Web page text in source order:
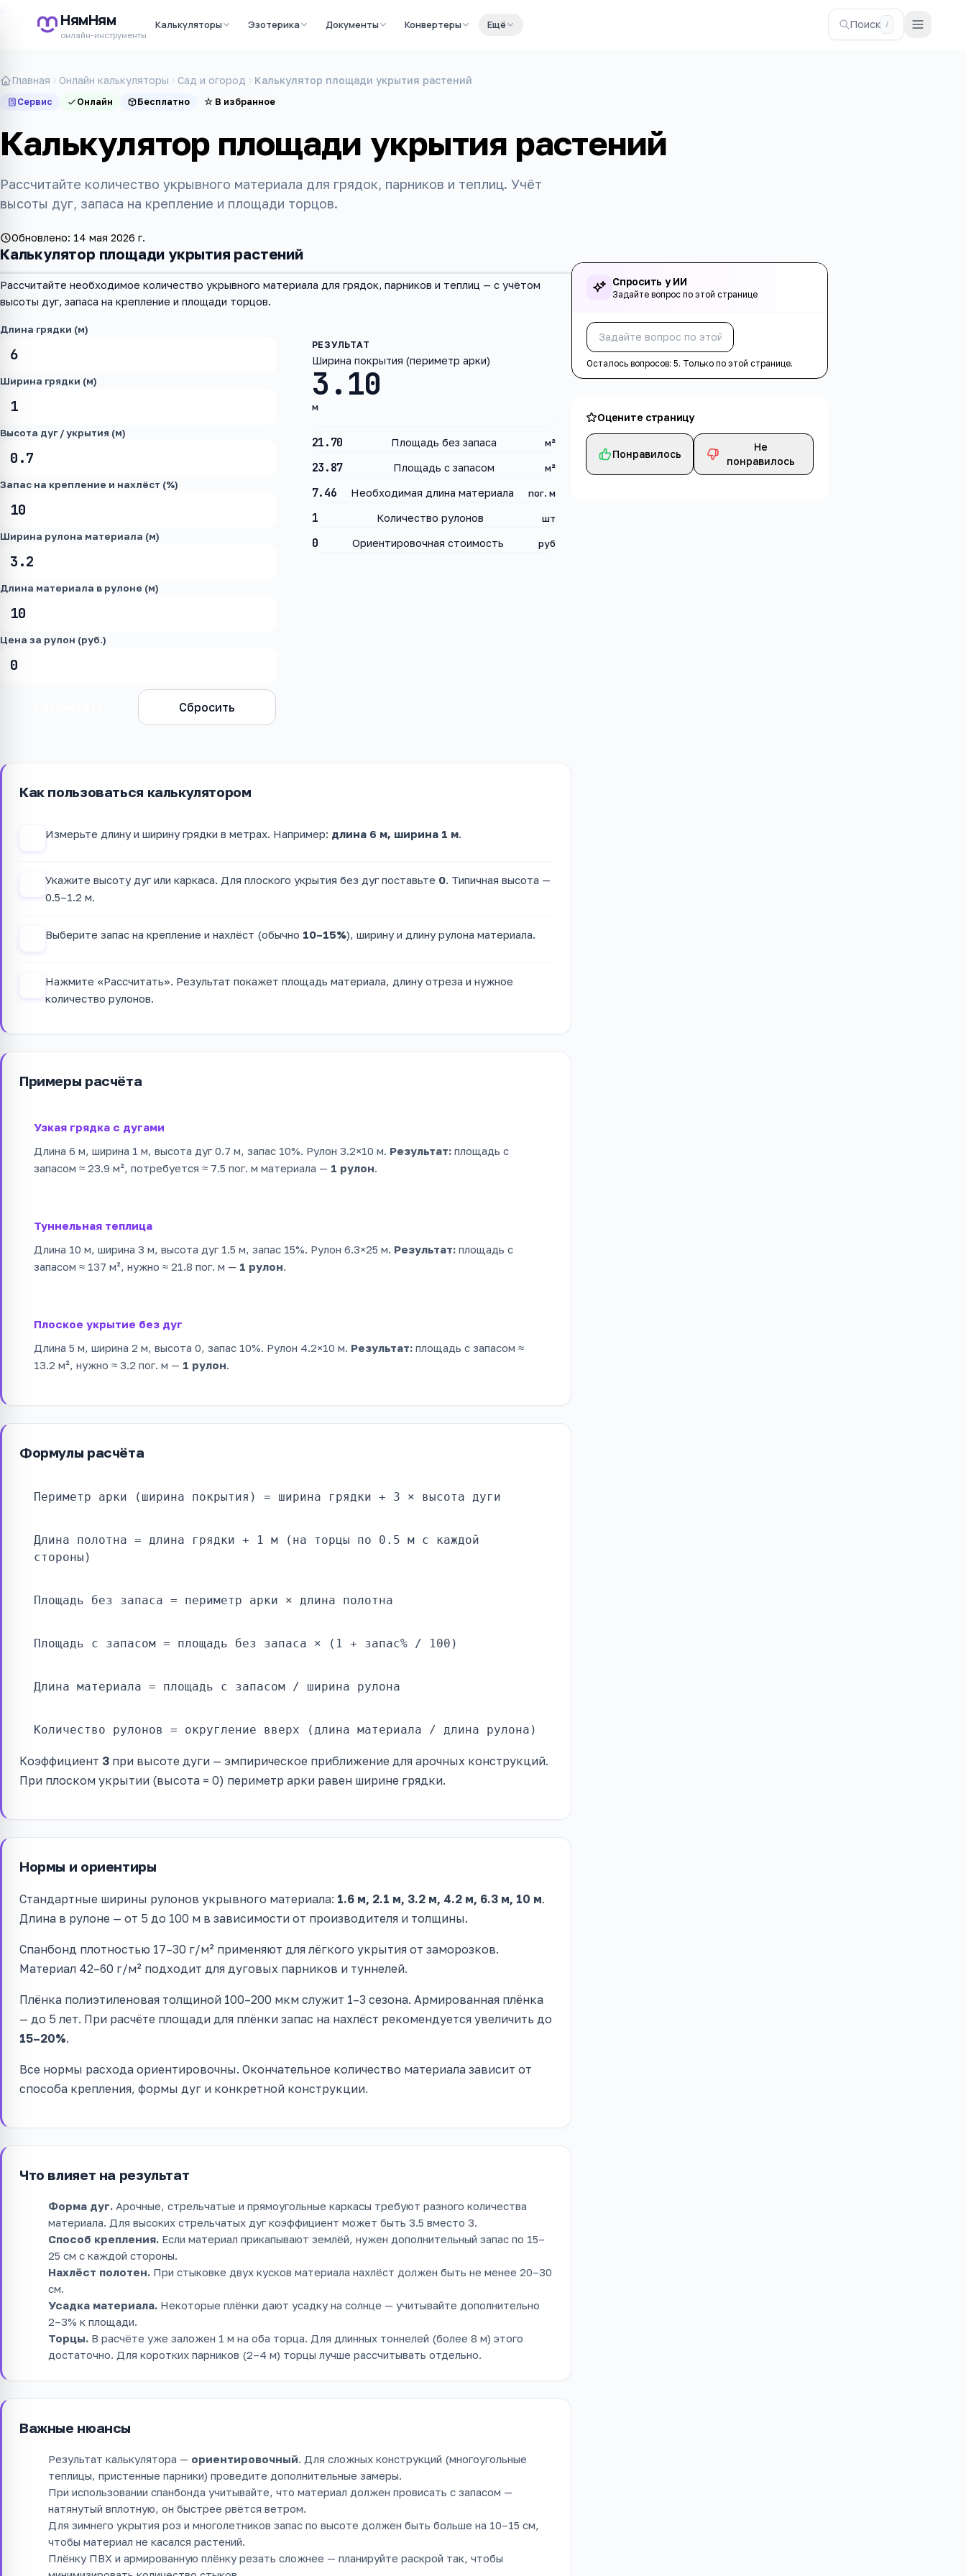
НямНям
онлайн-инструменты
Калькуляторы Эзотерика Документы Конвертеры Ещё Поиск /
Главная Онлайн калькуляторы Сад и огород Калькулятор площади укрытия растений
Сервис Онлайн Бесплатно ☆ В избранное
Калькулятор площади укрытия растений
Рассчитайте количество укрывного материала для грядок, парников и теплиц. Учёт
высоты дуг, запаса на крепление и площади торцов.
Обновлено: 14 мая 2026 г.
Калькулятор площади укрытия растений
Рассчитайте необходимое количество укрывного материала для грядок, парников и теплиц — с учётом
высоты дуг, запаса на крепление и площади торцов.
Длина грядки (м)
Ширина грядки (м)
Высота дуг / укрытия (м)
Запас на крепление и нахлёст (%)
Ширина рулона материала (м)
Длина материала в рулоне (м)
Цена за рулон (руб.)
Сбросить
3.10
Ширина покрытия (периметр арки)
м
21.70 Площадь без запаса м²
23.87 Площадь с запасом м²
7.46 Необходимая длина материала пог. м
1 Количество рулонов шт
0 Ориентировочная стоимость руб
Как пользоваться калькулятором
Измерьте длину и ширину грядки в метрах. Например: длина 6 м, ширина 1 м.
Укажите высоту дуг или каркаса. Для плоского укрытия без дуг поставьте 0. Типичная высота —
0.5–1.2 м.
Выберите запас на крепление и нахлёст (обычно 10–15%), ширину и длину рулона материала.
Нажмите «Рассчитать». Результат покажет площадь материала, длину отреза и нужное
количество рулонов.
Примеры расчёта
Узкая грядка с дугами
Длина 6 м, ширина 1 м, высота дуг 0.7 м, запас 10%. Рулон 3.2×10 м. Результат: площадь с
запасом ≈ 23.9 м², потребуется ≈ 7.5 пог. м материала — 1 рулон.
Туннельная теплица
Длина 10 м, ширина 3 м, высота дуг 1.5 м, запас 15%. Рулон 6.3×25 м. Результат: площадь с
запасом ≈ 137 м², нужно ≈ 21.8 пог. м — 1 рулон.
Плоское укрытие без дуг
Длина 5 м, ширина 2 м, высота 0, запас 10%. Рулон 4.2×10 м. Результат: площадь с запасом ≈
13.2 м², нужно ≈ 3.2 пог. м — 1 рулон.
Формулы расчёта
Периметр арки (ширина покрытия) = ширина грядки + 3 × высота дуги
Длина полотна = длина грядки + 1 м (на торцы по 0.5 м с каждой
стороны)
Площадь без запаса = периметр арки × длина полотна
Площадь с запасом = площадь без запаса × (1 + запас% / 100)
Длина материала = площадь с запасом / ширина рулона
Количество рулонов = округление вверх (длина материала / длина рулона)
Коэффициент 3 при высоте дуги — эмпирическое приближение для арочных конструкций.
При плоском укрытии (высота = 0) периметр арки равен ширине грядки.
Нормы и ориентиры
Стандартные ширины рулонов укрывного материала: 1.6 м, 2.1 м, 3.2 м, 4.2 м, 6.3 м, 10 м.
Длина в рулоне — от 5 до 100 м в зависимости от производителя и толщины.
Спанбонд плотностью 17–30 г/м² применяют для лёгкого укрытия от заморозков.
Материал 42–60 г/м² подходит для дуговых парников и туннелей.
Плёнка полиэтиленовая толщиной 100–200 мкм служит 1–3 сезона. Армированная плёнка
— до 5 лет. При расчёте площади для плёнки запас на нахлёст рекомендуется увеличить до
15–20%.
Все нормы расхода ориентировочны. Окончательное количество материала зависит от
способа крепления, формы дуг и конкретной конструкции.
Что влияет на результат
Форма дуг. Арочные, стрельчатые и прямоугольные каркасы требуют разного количества
материала. Для высоких стрельчатых дуг коэффициент может быть 3.5 вместо 3.
Способ крепления. Если материал прикапывают землёй, нужен дополнительный запас по 15–
25 см с каждой стороны.
Нахлёст полотен. При стыковке двух кусков материала нахлёст должен быть не менее 20–30
см.
Усадка материала. Некоторые плёнки дают усадку на солнце — учитывайте дополнительно
2–3% к площади.
Торцы. В расчёте уже заложен 1 м на оба торца. Для длинных тоннелей (более 8 м) этого
достаточно. Для коротких парников (2–4 м) торцы лучше рассчитывать отдельно.
Важные нюансы
Результат калькулятора — ориентировочный. Для сложных конструкций (многоугольные
теплицы, пристенные парники) проведите дополнительные замеры.
При использовании спанбонда учитывайте, что материал должен провисать с запасом —
натянутый вплотную, он быстрее рвётся ветром.
Для зимнего укрытия роз и многолетников запас по высоте должен быть больше на 10–15 см,
чтобы материал не касался растений.
Плёнку ПВХ и армированную плёнку резать сложнее — планируйте раскрой так, чтобы
Спросить у ИИ
Задайте вопрос по этой странице
Осталось вопросов:5. Только по этой странице.
Оцените страницу
Понравилось
Не
понравилось